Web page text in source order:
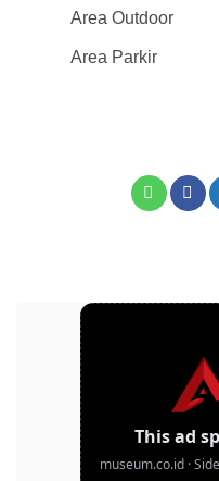
Area Outdoor
Area Parkir